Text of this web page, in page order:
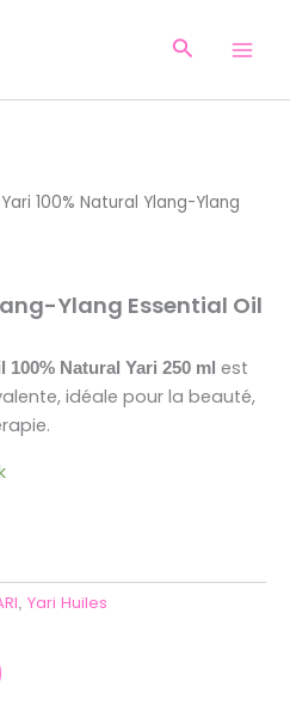
100% Natural Ylang-Ylang
Ylang Essential Oil
Natural Yari 250 ml est
idéale pour la beauté,
, Yari Huiles